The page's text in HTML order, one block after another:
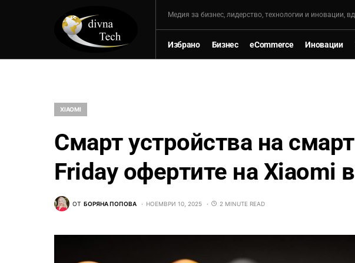
Mедия за бизнес, лидерство, технологии и иновации,
Избрано Бизнес eCommerce Иновации
XIAOMI
Смарт устройства на
Friday офертите на Xiaomi
ОТ БОРЯНА ПОПОВА НОЕМВРИ 10, 2025 2 MINUTE READ